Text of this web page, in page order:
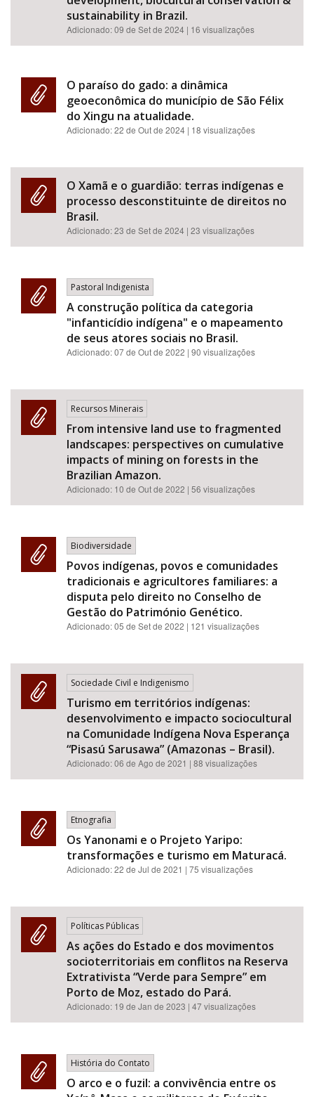
Área Protegidasustainability in Brazil.
Adicionado:09 de Set de 2024 | 16 visualizações
O paraíso do gado: a dinâmica
geoeconômica do município de São Félix
do Xingu na atualidade.
Adicionado:22 de Out de 2024 | 18 visualizações
O Xamã e o guardião: terras indígenas e
processo desconstituinte de direitos no
Brasil.
Adicionado:23 de Set de 2024 | 23 visualizações
Pastoral Indigenista
A construção política da categoria
"infanticídio indígena" e o mapeamento
de seus atores sociais no Brasil.
Adicionado:07 de Out de 2022 | 90 visualizações
Recursos Minerais
From intensive land use to fragmented
landscapes: perspectives on cumulative
impacts of mining on forests in the
Brazilian Amazon.
Adicionado: 10 de Out de 2022 | 56 visualizações
Biodiversidade
Povos indígenas, povos e comunidades
tradicionais e agricultores familiares: a
disputa pelo direito no Conselho de
Gestão do Património Genético.
Adicionado:05 de Set de 2022 | 121 visualizações
Sociedade Civil e Indigenismo
Turismo em territórios indígenas:
desenvolvimento e impacto sociocultural
na Comunidade Indígena Nova Esperança
“Pisasú Sarusawa” (Amazonas – Brasil).
Adicionado:06 de Ago de 2021 | 88 visualizações
Etnografia
Os Yanonami e o Projeto Yaripo:
transformações e turismo em Maturacá.
Adicionado:22 de Jul de 2021 | 75 visualizações
Políticas Públicas
As ações do Estado e dos movimentos
socioterritoriais em conflitos na Reserva
Extrativista “Verde para Sempre” em
Porto de Moz, estado do Pará.
Adicionado: 19 de Jan de 2023 | 47 visualizações
História do Contato
O arco e o fuzil: a convivência entre os